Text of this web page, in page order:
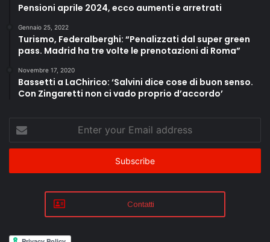
Pensioni aprile 2024, ecco aumenti e arretrati
Gennaio 25, 2022
Turismo, Federalberghi: “Penalizzati dal super green
pass. Madrid ha tre volte le prenotazioni di Roma”
Novembre 17, 2020
Bassetti a LaChirico: ‘Salvini dice cose di buon senso.
Con Zingaretti non ci vado proprio d’accordo’
your
Email
Contatti